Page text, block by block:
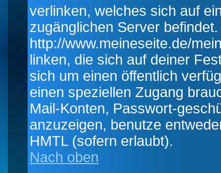
verlinken, welches sich auf
zugänglichen Server
http://www.meineseite.de/
linken, die sich auf deiner
sich um einen öffentlich
einen speziellen Zugang
Mail-Konten, Passwort-
anzuzeigen, benutze
HMTL (sofern erlaubt).
Nach oben